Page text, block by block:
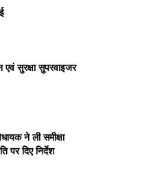
एवं सुरक्षा सुपरवाइजर
ने ली समीक्षा
पर दिए निर्देश